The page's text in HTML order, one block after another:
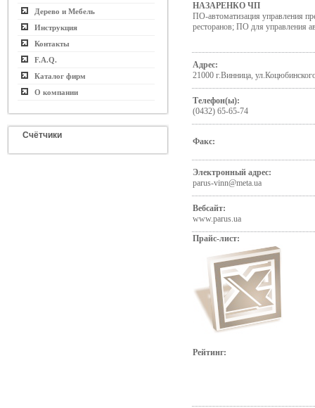
Дерево и Мебель
Инструкция
Контакты
F.A.Q.
Каталог фирм
О компании
Счётчики
НАЗАРЕНКО ЧП
ПО-автоматизация управления
ресторанов; ПО для управления
Адрес:
21000 г.Винница,
Телефон(ы):
(0432) 65-65-74
Факс:
Электронный адрес:
parus-vinn@meta.ua
Вебсайт:
www.parus.ua
Прайс-лист:
Рейтинг: